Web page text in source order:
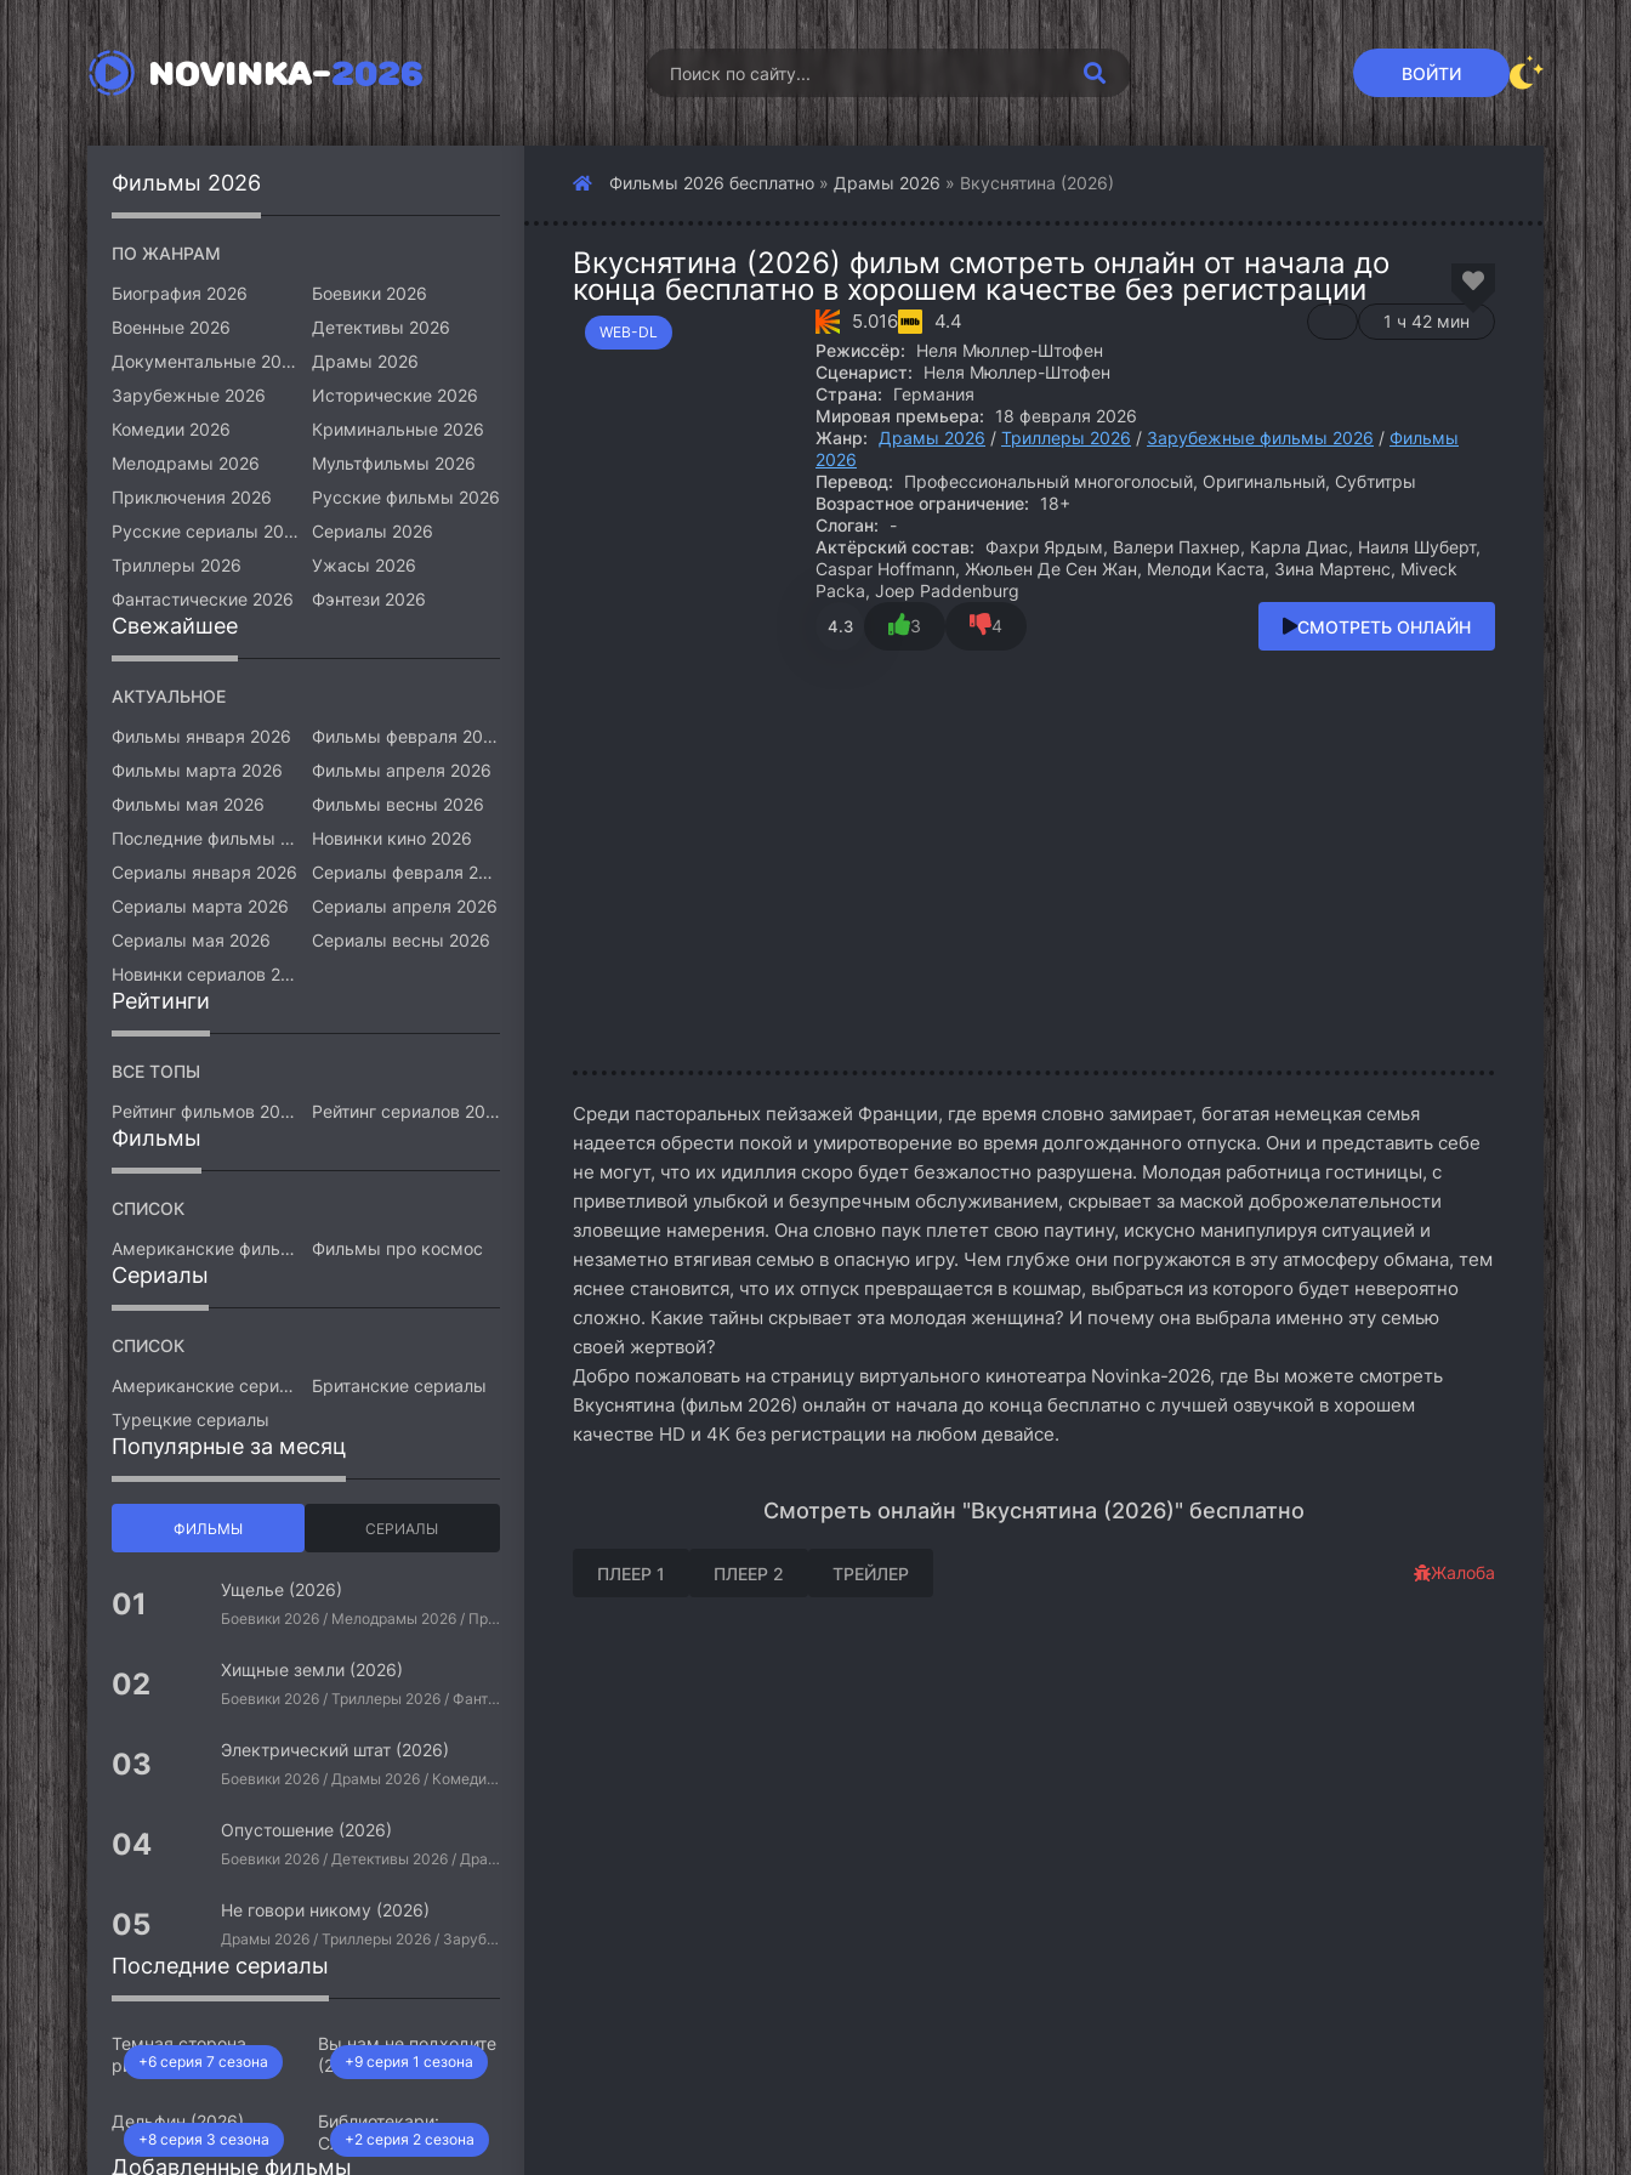
NOVINKA-2026 ВОЙТИ
Фильмы 2026 бесплатно » Драмы 2026 » Вкуснятина (2026)
Вкуснятина (2026) фильм смотреть онлайн от начала до
конца бесплатно в хорошем качестве без регистрации
WEB-DL 5.016 4.4
1 ч 42 мин
Режиссёр:
Неля Мюллер-Штофен
Сценарист:
Неля Мюллер-Штофен
Страна:
Германия
Мировая премьера:
18 февраля 2026
Жанр:
Драмы 2026 / Триллеры 2026 / Зарубежные фильмы 2026 / Фильмы
2026
Перевод:
Профессиональный многоголосый, Оригинальный, Субтитры
Возрастное ограничение:
18+
Слоган:
-
Актёрский состав:
Фахри Ярдым, Валери Пахнер, Карла Диас, Наиля Шуберт,
Caspar Hoffmann, Жюльен Де Сен Жан, Мелоди Каста, Зина Мартенс, Miveck
Packa, Joep Paddenburg
4.3 3 4 СМОТРЕТЬ ОНЛАЙН
Среди пасторальных пейзажей Франции, где время словно замирает, богатая немецкая семья
надеется обрести покой и умиротворение во время долгожданного отпуска. Они и представить себе
не могут, что их идиллия скоро будет безжалостно разрушена. Молодая работница гостиницы, с
приветливой улыбкой и безупречным обслуживанием, скрывает за маской доброжелательности
зловещие намерения. Она словно паук плетет свою паутину, искусно манипулируя ситуацией и
незаметно втягивая семью в опасную игру. Чем глубже они погружаются в эту атмосферу обмана, тем
яснее становится, что их отпуск превращается в кошмар, выбраться из которого будет невероятно
сложно. Какие тайны скрывает эта молодая женщина? И почему она выбрала именно эту семью
своей жертвой?
Добро пожаловать на страницу виртуального кинотеатра Novinka-2026, где Вы можете смотреть
Вкуснятина (фильм 2026) онлайн от начала до конца бесплатно с лучшей озвучкой в хорошем
качестве HD и 4K без регистрации на любом девайсе.
Смотреть онлайн "Вкуснятина (2026)" бесплатно
ПЛЕЕР 1 ПЛЕЕР 2 ТРЕЙЛЕР Жалоба
Фильмы 2026
ПО ЖАНРАМ
Биография 2026
Боевики 2026
Военные 2026
Детективы 2026
Документальные 2026
Драмы 2026
Зарубежные 2026
Исторические 2026
Комедии 2026
Криминальные 2026
Мелодрамы 2026
Мультфильмы 2026
Приключения 2026
Русские фильмы 2026
Русские сериалы 2026
Сериалы 2026
Триллеры 2026
Ужасы 2026
Фантастические 2026
Фэнтези 2026
Свежайшее
АКТУАЛЬНОЕ
Фильмы января 2026
Фильмы февраля 2026
Фильмы марта 2026
Фильмы апреля 2026
Фильмы мая 2026
Фильмы весны 2026
Последние фильмы 2026
Новинки кино 2026
Сериалы января 2026
Сериалы февраля 2026
Сериалы марта 2026
Сериалы апреля 2026
Сериалы мая 2026
Сериалы весны 2026
Новинки сериалов 2026
Рейтинги
ВСЕ ТОПЫ
Рейтинг фильмов 2026
Рейтинг сериалов 2026
Фильмы
СПИСОК
Американские фильмы
Фильмы про космос
Сериалы
СПИСОК
Американские сериалы
Британские сериалы
Турецкие сериалы
Популярные за месяц
ФИЛЬМЫ СЕРИАЛЫ
Ущелье (2026)
Боевики 2026 / Мелодрамы 2026 / Приключения 2026 / Ужасы 2026 / Фантастические 2026 / Зарубежные фильмы 2026 / Американские фильмы / Фильмы 2026
Хищные земли (2026)
Боевики 2026 / Триллеры 2026 / Фантастические 2026 / Зарубежные фильмы 2026 / Американские фильмы / Фильмы 2026
Электрический штат (2026)
Боевики 2026 / Драмы 2026 / Комедии 2026 / Приключения 2026 / Фантастические 2026 / Зарубежные фильмы 2026 / Американские фильмы / Фильмы 2026
Опустошение (2026)
Боевики 2026 / Детективы 2026 / Драмы 2026 / Криминальные фильмы 2026 / Триллеры 2026 / Зарубежные фильмы 2026 / Американские фильмы / Фильмы 2026
Не говори никому (2026)
Драмы 2026 / Триллеры 2026 / Зарубежные фильмы 2026 / Американские фильмы / Фильмы 2026
Последние сериалы
+6 серия 7 сезона
Темная сторона
ринга (2026)
+9 серия 1 сезона
Вы нам не подходите
(2026)
+8 серия 3 сезона
Дельфин (2026)
+2 серия 2 сезона
Библиотекари:
Следующая глава
(2026)
Добавленные фильмы